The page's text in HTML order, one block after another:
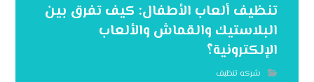
تنظيف ألعاب الأطفال: كيف تفرق بين
البلاستيك والقماش والألعاب
الإلكترونية؟
شركه تنظيف